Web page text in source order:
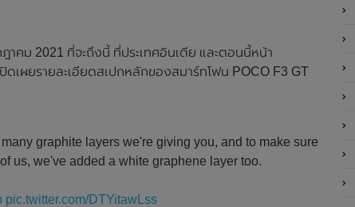
าคม 2021 ที่จะถึงนี้ ที่ประเทศอินเดีย และตอนนี้หน้า
ดเผยรายละเอียดสเปกหลักของสมาร์ทโฟน POCO F3 GT
graphite layers we're giving you, and to make sure
us, we've added a white graphene layer too.
pic.twitter.com/DTYitawLss